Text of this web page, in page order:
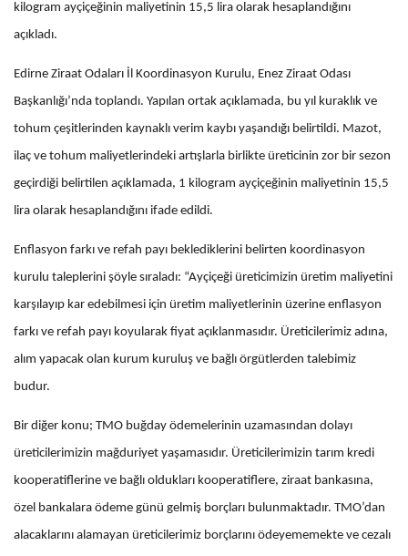
kilogram ayçiçeğinin maliyetinin 15,5 lira olarak hesaplandığını
açıkladı.
Edirne Ziraat Odaları İl Koordinasyon Kurulu, Enez Ziraat Odası
Başkanlığı’nda toplandı. Yapılan ortak açıklamada, bu yıl kuraklık ve
tohum çeşitlerinden kaynaklı verim kaybı yaşandığı belirtildi. Mazot,
ilaç ve tohum maliyetlerindeki artışlarla birlikte üreticinin zor bir sezon
geçirdiği belirtilen açıklamada, 1 kilogram ayçiçeğinin maliyetinin 15,5
lira olarak hesaplandığını ifade edildi.
Enflasyon farkı ve refah payı beklediklerini belirten koordinasyon
kurulu taleplerini şöyle sıraladı: “Ayçiçeği üreticimizin üretim maliyetini
karşılayıp kar edebilmesi için üretim maliyetlerinin üzerine enflasyon
farkı ve refah payı koyularak fiyat açıklanmasıdır. Üreticilerimiz adına,
alım yapacak olan kurum kuruluş ve bağlı örgütlerden talebimiz
budur.
Bir diğer konu; TMO buğday ödemelerinin uzamasından dolayı
üreticilerimizin mağduriyet yaşamasıdır. Üreticilerimizin tarım kredi
kooperatiflerine ve bağlı oldukları kooperatiflere, ziraat bankasına,
özel bankalara ödeme günü gelmiş borçları bulunmaktadır. TMO’dan
alacaklarını alamayan üreticilerimiz borçlarını ödeyememekte ve cezalı